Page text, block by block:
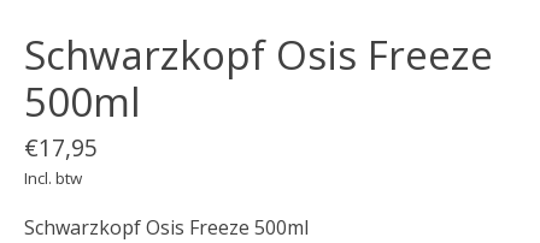
Schwarzkopf Osis Freeze
500ml
€17,95
Incl. btw
Schwarzkopf Osis Freeze 500ml